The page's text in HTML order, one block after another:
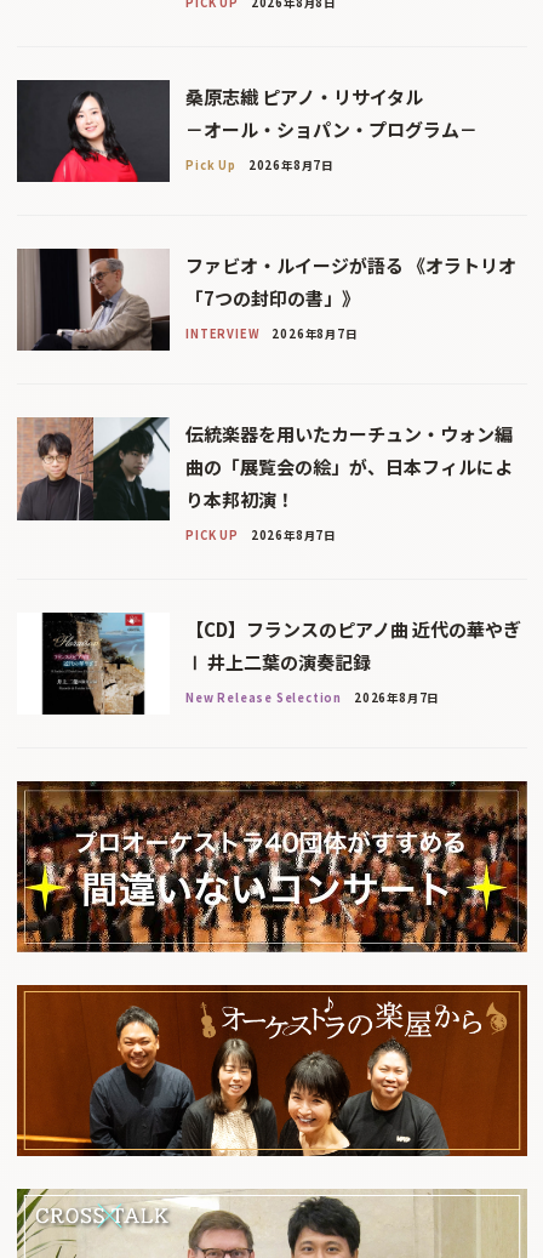
桑原志織 ピアノ・リサイタル
－オール・ショパン・プログラム－
Pick Up 2026年8月7日
ファビオ・ルイージが語る 《オラトリオ
「7つの封印の書」》
INTERVIEW 2026年8月7日
伝統楽器を用いたカーチュン・ウォン編
曲の「展覧会の絵」が、日本フィルによ
り本邦初演！
PICK UP 2026年8月7日
【CD】フランスのピアノ曲 近代の華やぎ
Ⅰ 井上二葉の演奏記録
New Release Selection 2026年8月7日